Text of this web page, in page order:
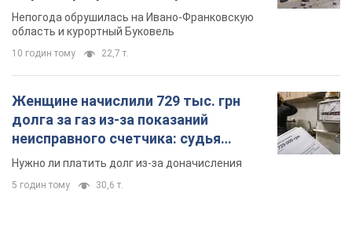
Непогода обрушилась на Ивано-Франковскую
область и курортный Буковель
10 годин тому 22,7 т.
Женщине начислили 729 тыс. грн
долга за газ из-за показаний
неисправного счетчика: судья
вынес неожиданное решение
Нужно ли платить долг из-за доначисления
5 годин тому 30,6 т.